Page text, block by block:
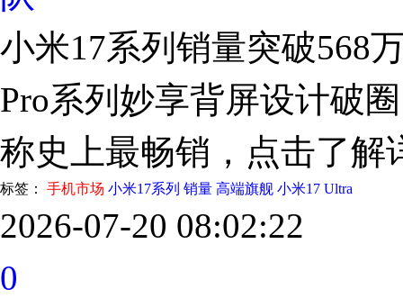
小米17系列销量突破568
Pro系列妙享背屏设计破
称史上最畅销，点击了解
标签： 手机市场 小米17系列 销量 高端旗舰 小米17 Ultra
2026-07-20 08:02:22
0